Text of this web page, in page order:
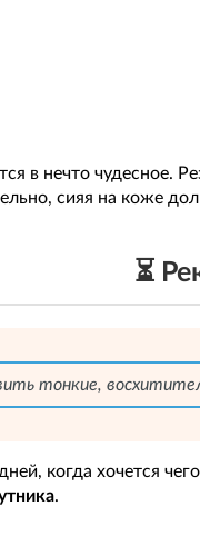
в нечто чудесное.
сияя на коже
⏳
тонкие,
когда хочется
.